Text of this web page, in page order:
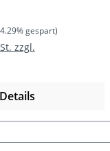
Preis:gespart)
zzgl.
Details